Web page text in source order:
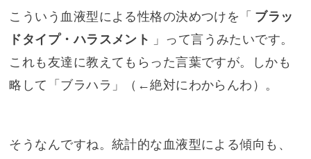
こういう血液型による性格の決めつけを「 ブラッ
ドタイプ・ハラスメント
」って言うみたいです。
これも友達に教えてもらった言葉ですが。しかも
略して「ブラハラ」（←絶対にわからんわ ）。
そうなんですね。統計的な血液型による傾向も、